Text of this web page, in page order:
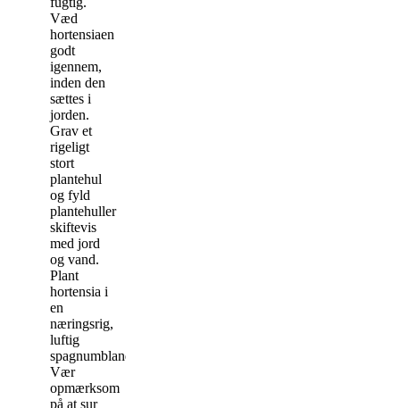
Væd
hortensiaen
godt
igennem,
inden den
sættes i
jorden.
Grav et
rigeligt
stort
plantehul
og fyld
plantehuller
skiftevis
med jord
og vand.
Plant
hortensia i
en
næringsrig,
luftig
spagnumblanding.
Vær
opmærksom
på at sur